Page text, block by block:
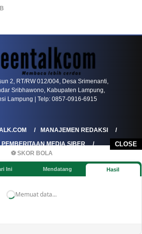
CLOSE
⚽ SKOR BOLA
Ini Mendatang Hasil
Memuat data...
2, RT/RW 012/004, Desa Srimenanti,
Sribhawono, Kabupaten Lampung,
Lampung | Telp: 0857-0916-6915
MANAJEMEN REDAKSI
MEDIA SIBER
PEMBERITAAN RAMAH ANAK
KEBIJAKAN IKLAN / ADVERTORIAL